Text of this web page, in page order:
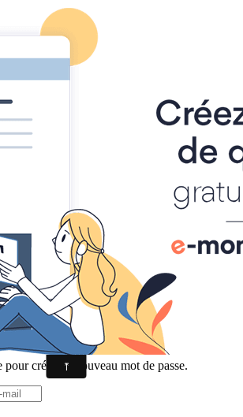
Centrale
Caisse pressing
perdu
créer un nouveau mot de passe.